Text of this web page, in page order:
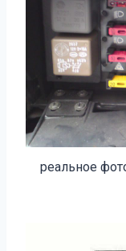
реальное